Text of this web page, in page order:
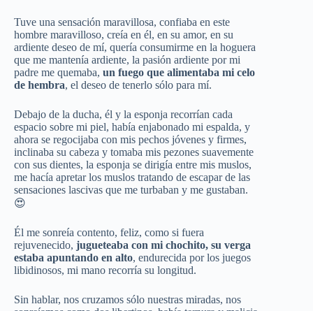
Tuve una sensación maravillosa, confiaba en este
hombre maravilloso, creía en él, en su amor, en su
ardiente deseo de mí, quería consumirme en la hoguera
que me mantenía ardiente, la pasión ardiente por mi
padre me quemaba, un fuego que alimentaba mi celo
de hembra, el deseo de tenerlo sólo para mí.
Debajo de la ducha, él y la esponja recorrían cada
espacio sobre mi piel, había enjabonado mi espalda, y
ahora se regocijaba con mis pechos jóvenes y firmes,
inclinaba su cabeza y tomaba mis pezones suavemente
con sus dientes, la esponja se dirigía entre mis muslos,
me hacía apretar los muslos tratando de escapar de las
sensaciones lascivas que me turbaban y me gustaban.
😍
Él me sonreía contento, feliz, como si fuera
rejuvenecido, jugueteaba con mi chochito, su verga
estaba apuntando en alto, endurecida por los juegos
libidinosos, mi mano recorría su longitud.
Sin hablar, nos cruzamos sólo nuestras miradas, nos